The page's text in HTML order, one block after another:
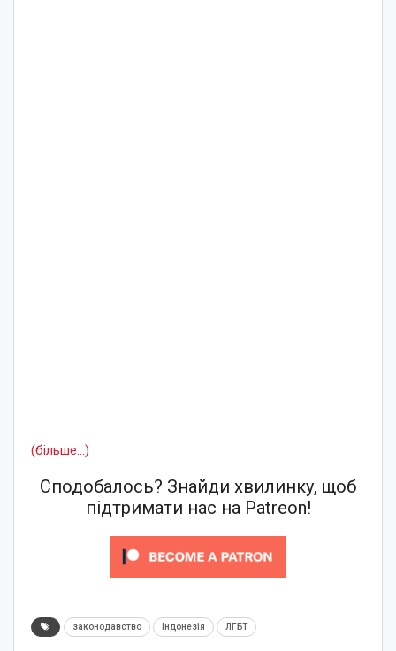
(більше…)
Сподобалось? Знайди хвилинку, щоб
підтримати нас на Patreon!
законодавство Індонезія ЛГБТ